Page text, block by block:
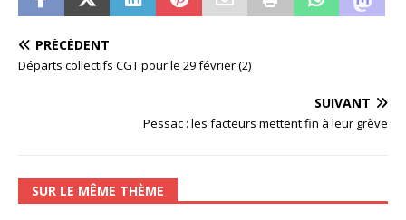
PRÉCÉDENT
Départs collectifs CGT pour le 29 février (2)
SUIVANT
Pessac : les facteurs mettent fin à leur grève
SUR LE MÊME THÈME